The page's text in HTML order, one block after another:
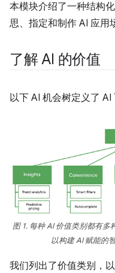
本模块介绍了一种结构
思、指定和制作 AI 应用
了解 AI 的价值
以下 AI 机会树定义了 AI
图 1. 每种 AI 价值类别都有多
以构建 AI 赋能的
我们列出了价值类别，